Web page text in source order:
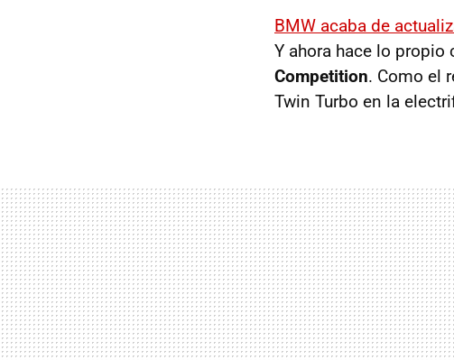
BMW acaba de
Y ahora hace lo
Competition. Como el
Twin Turbo en la